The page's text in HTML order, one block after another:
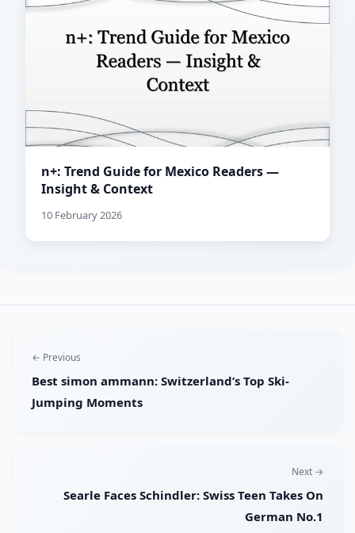
n+: Trend Guide for Mexico Readers —
Insight & Context
10 February 2026
← Previous
Best simon ammann: Switzerland’s Top Ski-
Jumping Moments
Next →
Searle Faces Schindler: Swiss Teen Takes On
German No.1